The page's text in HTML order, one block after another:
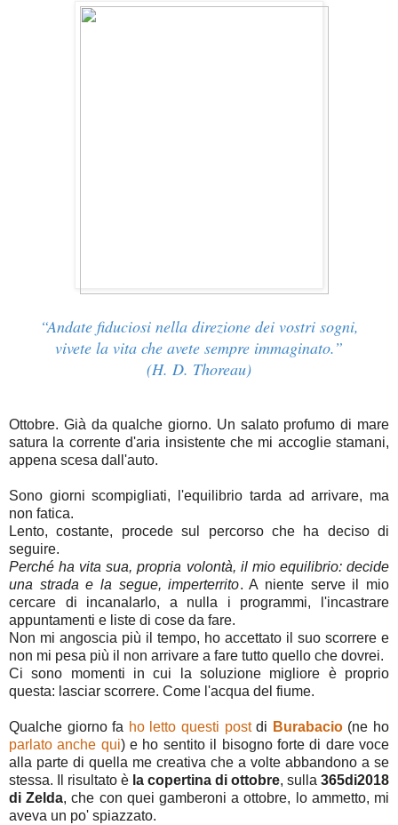
“Andate fiduciosi nella direzione dei vostri sogni,
vivete la vita che avete sempre immaginato.”
(H. D. Thoreau)
Ottobre. Già da qualche giorno. Un salato profumo di mare
satura la corrente d'aria insistente che mi accoglie stamani,
appena scesa dall'auto.
Sono giorni scompigliati, l'equilibrio tarda ad arrivare, ma
non fatica.
Lento, costante, procede sul percorso che ha deciso di
seguire.
Perché ha vita sua, propria volontà, il mio equilibrio: decide
una strada e la segue, imperterrito. A niente serve il mio
cercare di incanalarlo, a nulla i programmi, l'incastrare
appuntamenti e liste di cose da fare.
Non mi angoscia più il tempo, ho accettato il suo scorrere e
non mi pesa più il non arrivare a fare tutto quello che dovrei.
Ci sono momenti in cui la soluzione migliore è proprio
questa: lasciar scorrere. Come l'acqua del fiume.
Qualche giorno fa ho letto questi postdi Burabacio(ne ho
parlato anche qui) e ho sentito il bisogno forte di dare voce
alla parte di quella me creativa che a volte abbandono a se
stessa. Il risultato è la copertina di ottobre, sulla 365di2018
di Zelda, che con quei gamberoni a ottobre, lo ammetto, mi
aveva un po' spiazzato.